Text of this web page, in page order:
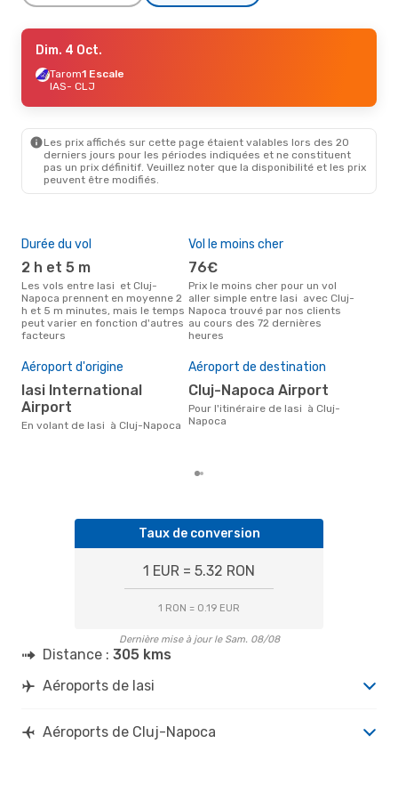
Sam. 19 Sept.
Tarom1 Escale
IAS- CLJ
CLJ- IAS
Ven. 23 Oct.- Dim. 25 Oct.
Tarom1 Escale
Dim. 4 Oct.
Tarom1 Escale
IAS- CLJ
Les prix affichés sur cette page étaient valables lors des 20
derniers jours pour les périodes indiquées et ne constituent
pas un prix définitif. Veuillez noter que la disponibilité et les prix
peuvent être modifiés.
Durée du vol
2 h et 5 m
Les vols entre Iasi et Cluj-
Napoca prennent en moyenne 2
h et 5 m minutes, mais le temps
peut varier en fonction d'autres
facteurs
Vol le moins cher
76€
Prix le moins cher pour un vol
aller simple entre Iasi avec Cluj-
Napoca trouvé par nos clients
au cours des 72 dernières
heures
Aéroport d'origine
Iasi International
Airport
En volant de Iasi à Cluj-Napoca
Aéroport de destination
Cluj-Napoca Airport
Pour l'itinéraire de Iasi à Cluj-
Napoca
Taux de conversion
1 EUR = 5.32 RON
1 RON = 0.19 EUR
Dernière mise à jour le Sam. 08/08
Distance : 305 kms
Aéroports de Iasi
Aéroports de Cluj-Napoca